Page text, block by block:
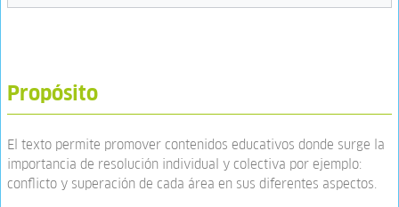
Propósito
El texto permite promover contenidos educativos donde surge la
importancia de resolución individual y colectiva por ejemplo:
conflicto y superación de cada área en sus diferentes aspectos.